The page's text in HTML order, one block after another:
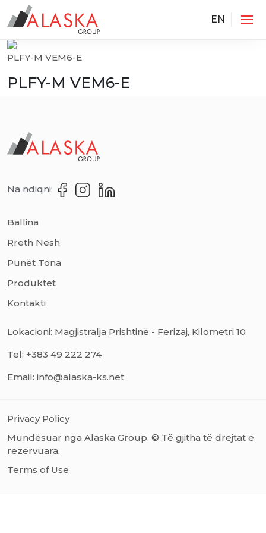
EN
Services
PLFY-M VEM6-E
PLFY-M VEM6-E
Na ndiqni:
Ballina
Rreth Nesh
Punët Tona
Produktet
Kontakti
Lokacioni: Magjistralja Prishtinë - Ferizaj, Kilometri 10
Tel: +383 49 222 274
Email: info@alaska-ks.net
Privacy Policy
Mundësuar nga Alaska Group. © Të gjitha të drejtat e
rezervuara.
Terms of Use